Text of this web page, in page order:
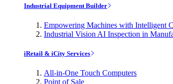
Industrial Equipment Builder
Empowering Machines with Intelligent
Industrial Vision AI Inspection in
iRetail & iCity Services
All-in-One Touch Computers
Point of Sale